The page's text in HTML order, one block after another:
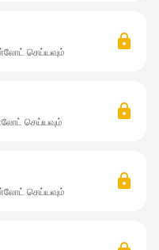
செய்யவும்
செய்யவும்
செய்யவும்